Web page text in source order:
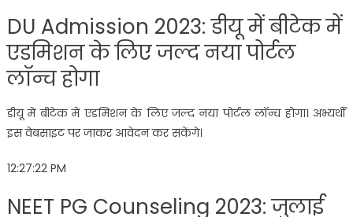
DU Admission 2023: डीयू में बीटेक में
एडमिशन के लिए जल्द नया पोर्टल
लॉन्च होगा
डीयू में बीटेक में एडमिशन के लिए जल्द नया पोर्टल लॉन्च होगा। अभ्यर्थी
इस वेबसाइट पर जाकर आवेदन कर सकेंगे।
12:27:22 PM
NEET PG Counseling 2023: जुलाई